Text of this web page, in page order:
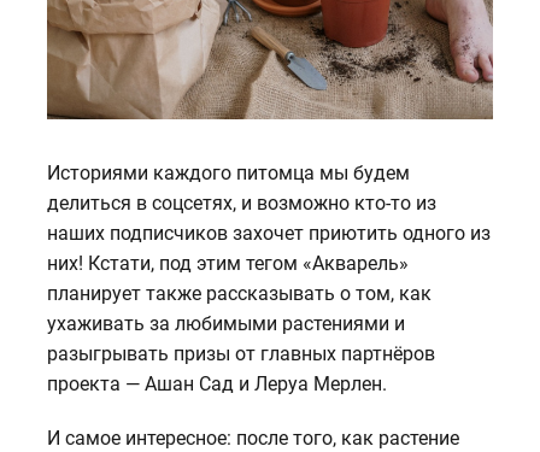
Историями каждого питомца мы будем
делиться в соцсетях, и возможно кто-то из
наших подписчиков захочет приютить одного из
них! Кстати, под этим тегом «Акварель»
планирует также рассказывать о том, как
ухаживать за любимыми растениями и
разыгрывать призы от главных партнёров
проекта — Ашан Сад и Леруа Мерлен.
И самое интересное: после того, как растение